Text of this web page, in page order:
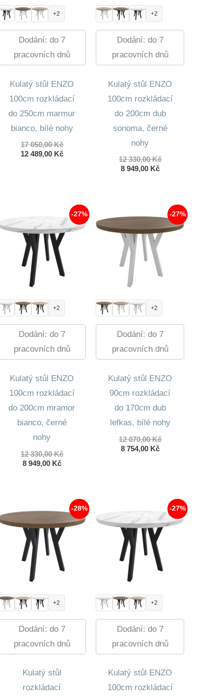
+2
Dodání: do 7
pracovních dnů
Kulatý stůl ENZO
100cm rozkládací
do 250cm marmur
bianco, bílé nohy
17 050,00KčPůvodní
cena
12 489,00 KčAktuální
+2
Dodání: do 7
pracovních dnů
Kulatý stůl ENZO
100cm rozkládací
do 200cm dub
sonoma, černé
nohy
12 330,00KčPůvodní
8 949,00 KčAktuální
949,00 Kč.
-27%
+2
Dodání: do 7
pracovních dnů
Kulatý stůl ENZO
100cm rozkládací
do 200cm mramor
bianco, černé
nohy
12 330,00KčPůvodní
8 949,00 KčAktuální
949,00 Kč.
-27%
+2
Dodání: do 7
pracovních dnů
Kulatý stůl ENZO
90cm rozkládací
do 170cm dub
lefkas, bílé nohy
12 070,00KčPůvodní
8 754,00 KčAktuální
-28%
+2
Dodání: do 7
pracovních dnů
Kulatý stůl
rozkládací
-27%
+2
Dodání: do 7
pracovních dnů
Kulatý stůl ENZO
100cm rozkládací